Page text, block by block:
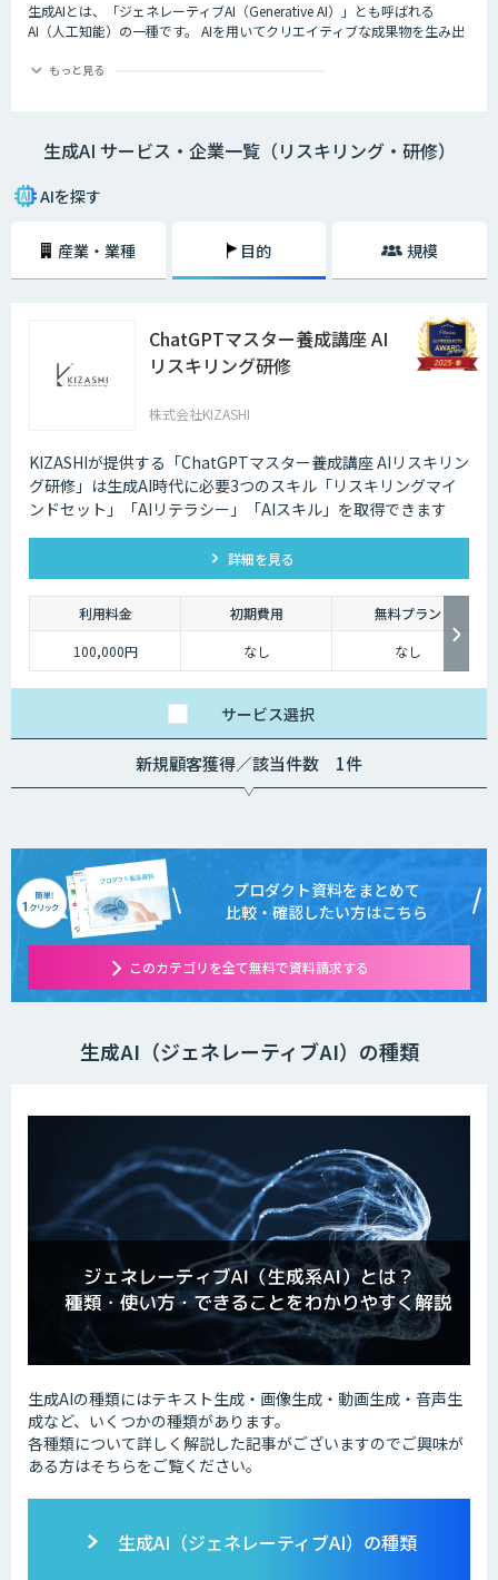
生成AIとは、「ジェネレーティブAI（Generative AI）」とも呼ばれる
AI（人工知能）の一種です。 AIを用いてクリエイティブな成果物を生み出
グラムのコード、文章など多岐にわたります。
もっと見る
生成AI サービス・企業一覧（リスキリング・研修）
AIを探す
産業・業種 目的 規模
ChatGPTマスター養成講座 AI
リスキリング研修
株式会社KIZASHI
KIZASHIが提供する「ChatGPTマスター養成講座 AIリスキリン
グ研修」は生成AI時代に必要3つのスキル「リスキリングマイ
ンドセット」「AIリテラシー」「AIスキル」を取得できます
詳細を見る
利用料金 初期費用
無料プラン
100,000円
なし なし
サービス選択
新規顧客獲得／該当件数 1件
プロダクト資料をまとめて
比較・確認したい方はこちら
このカテゴリを全て無料で資料請求する
生成AI（ジェネレーティブAI）の種類
生成AIの種類にはテキスト生成・画像生成・動画生成・音声生
成など、いくつかの種類があります。
各種類について詳しく解説した記事がございますのでご興味が
ある方はそちらをご覧ください。
生成AI（ジェネレーティブAI）の種類